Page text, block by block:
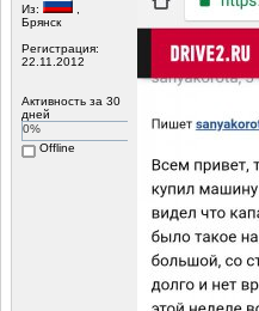
Из:
Брянск
Регистрация:
22.11.2012
Активность за 30
дней
0%
Offline